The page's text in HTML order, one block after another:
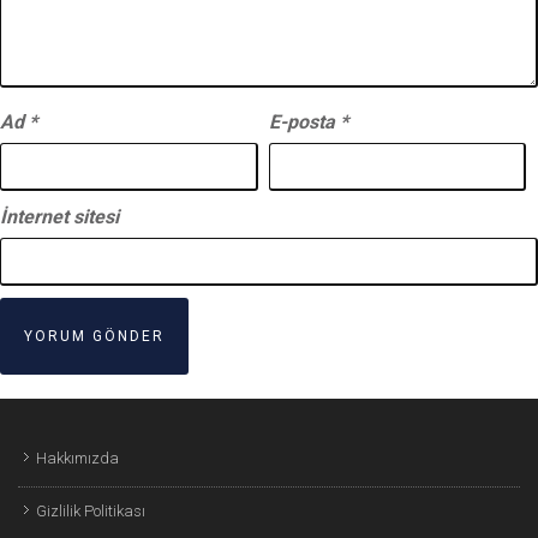
Ad * E-posta *
İnternet sitesi
Hakkımızda
Gizlilik Politikası